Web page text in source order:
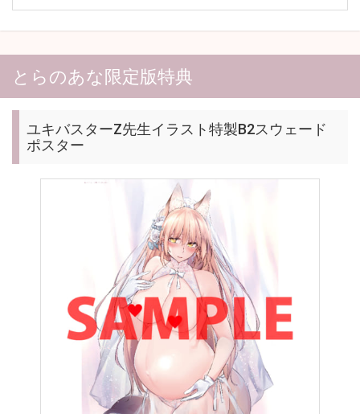
とらのあな限定版特典
ユキバスターZ先生イラスト特製B2スウェード
ポスター